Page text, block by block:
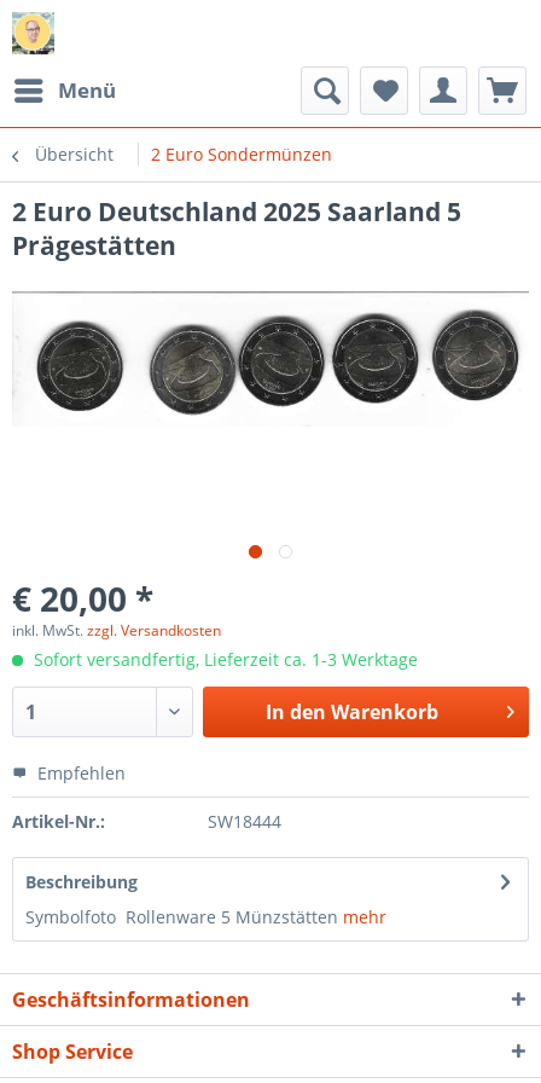
Menü
Übersicht 2 Euro Sondermünzen
2 Euro Deutschland 2025 Saarland 5
Prägestätten
€ 20,00 *
inkl. MwSt.zzgl. Versandkosten
Sofort versandfertig, Lieferzeit ca. 1-3 Werktage
In den Warenkorb
Empfehlen
Artikel-Nr.: SW18444
Beschreibung
Symbolfoto Rollenware 5 Münzstätten mehr
Geschäftsinformationen
Shop Service